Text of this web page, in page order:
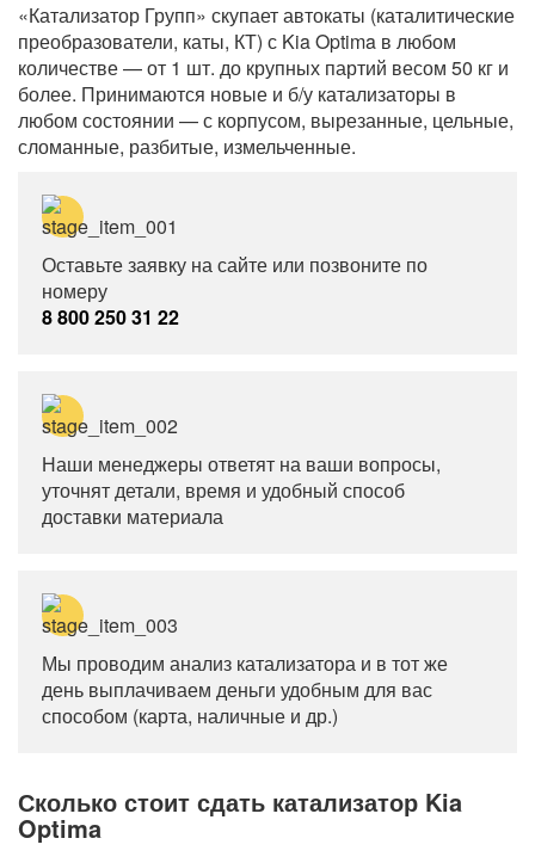
«Катализатор Групп» скупает автокаты (каталитические
преобразователи, каты, КТ) с Kia Optima в любом
количестве — от 1 шт. до крупных партий весом 50 кг и
более. Принимаются новые и б/у катализаторы в
любом состоянии — с корпусом, вырезанные, цельные,
сломанные, разбитые, измельченные.
Оставьте заявку на сайте или позвоните по
номеру
8 800 250 31 22
Наши менеджеры ответят на ваши вопросы,
уточнят детали, время и удобный способ
доставки материала
Мы проводим анализ катализатора и в тот же
день выплачиваем деньги удобным для вас
способом (карта, наличные и др.)
Сколько стоит сдать катализатор Kia
Optima